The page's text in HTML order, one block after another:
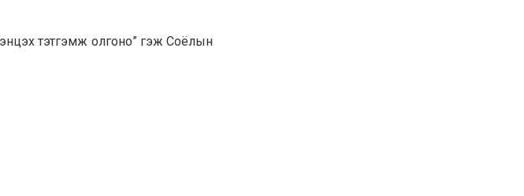
тэтгэмж олгоно” гэж Соёлын